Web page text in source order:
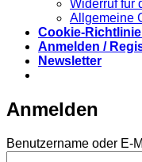
Widerruf für
Allgemeine
Cookie-Richtlinie
Anmelden /
Newsletter
Anmelden
Benutzername oder E-